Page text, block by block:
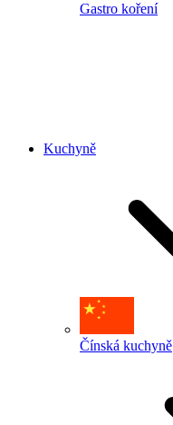
Gastro koření
Kuchyně
Čínská kuchyně